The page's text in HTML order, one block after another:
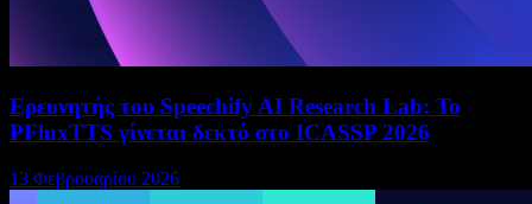
Ερευνητής του Speechify AI Research Lab: Το
PFluxTTS γίνεται δεκτό στο ICASSP 2026
13 Φεβρουαρίου 2026